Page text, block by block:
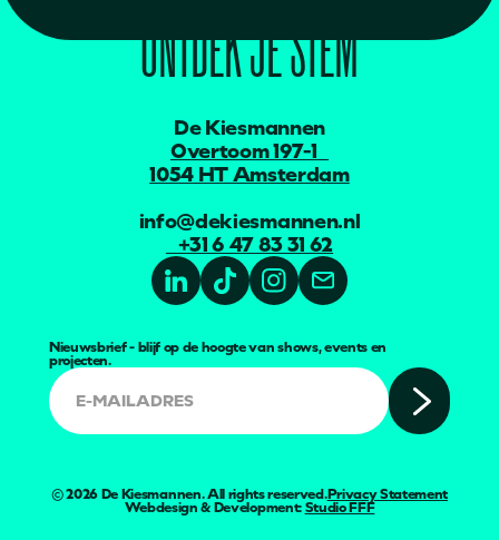
De Kiesmannen
Overtoom 197-1
1054 HT Amsterdam
info@dekiesmannen.nl
+31 6 47 83 31 62
ONTDEK JE STEM
Nieuwsbrief - blijf op de hoogte van shows, events en
projecten.
©2026 De Kiesmannen. All rights reserved.Privacy Statement
Webdesign & Development: Studio FFF